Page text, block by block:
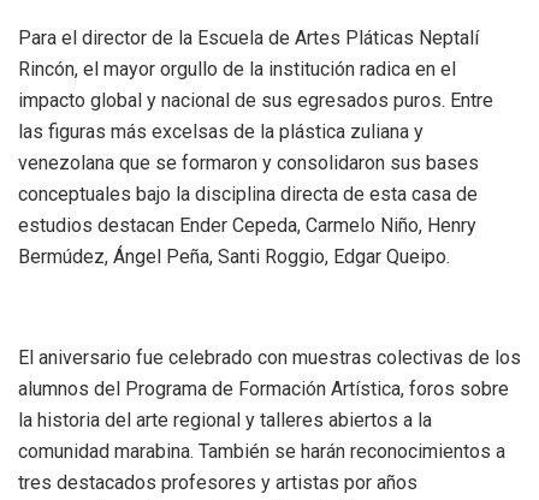
Para el director de la Escuela de Artes Pláticas Neptalí
Rincón, el mayor orgullo de la institución radica en el
impacto global y nacional de sus egresados puros. Entre
las figuras más excelsas de la plástica zuliana y
venezolana que se formaron y consolidaron sus bases
conceptuales bajo la disciplina directa de esta casa de
estudios destacan Ender Cepeda, Carmelo Niño, Henry
Bermúdez, Ángel Peña, Santi Roggio, Edgar Queipo.
El aniversario fue celebrado con muestras colectivas de los
alumnos del Programa de Formación Artística, foros sobre
la historia del arte regional y talleres abiertos a la
comunidad marabina. También se harán reconocimientos a
tres destacados profesores y artistas por años